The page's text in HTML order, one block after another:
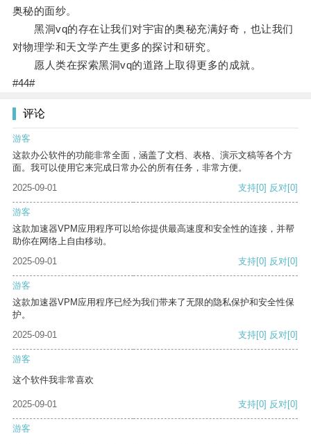
奥秘的面纱。
黑洞vq的存在让我们对宇宙的奥秘充满好奇，也让我们
对物理学和天文学产生更多的探讨和研究。
愿人类在探索黑洞vq的道路上取得更多的成就。
#44#
评论
游客
这款办公软件的功能非常全面，涵盖了文档、表格、演示文稿等各个方
面。我可以使用它来完成日常办公的所有任务，非常方便。
2025-09-01
支持[0] 反对[0]
游客
这款加速器VPM应用程序可以给你提供最高速度和安全性的连接，并帮
助你在网络上自由移动。
2025-09-01
支持[0] 反对[0]
游客
这款加速器VPM应用程序已经为我们带来了无限的隐私保护和安全性保
护。
2025-09-01
支持[0] 反对[0]
游客
这个软件我非常喜欢
2025-09-01 支持[0] 反对[0]
游客